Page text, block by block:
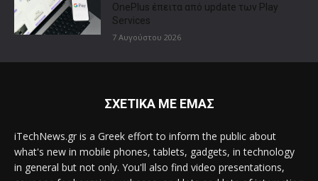
OnePlus έπειτα από update των Play
Services
7 Αυγούστου 2026
ΣΧΕΤΙΚΑ ΜΕ ΕΜΑΣ
iTechNews.gr is a Greek effort to inform the public about
what's new in mobile phones, tablets, gadgets, in technology
in general but not only. You'll also find video presentations,